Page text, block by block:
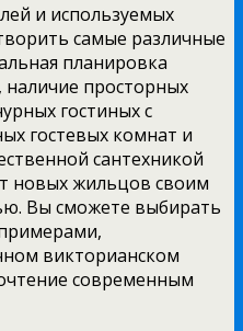
и используемых
самые различные
планировка
наличие просторных
гостиных с
гостевых комнат и
сантехникой
новых жильцов своим
Вы сможете выбирать
викторианском
современным